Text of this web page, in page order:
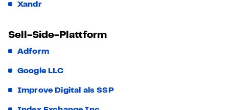
Xandr
Sell-Side-Plattform
Adform
Google LLC
Improve Digital als SSP